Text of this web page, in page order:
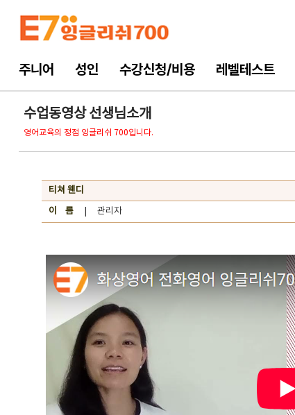
주니어 성인 수강신청/비용 레벨테스트
수업동영상 선생님소개
영어교육의 정점 잉글리쉬 700입니다.
티쳐 웬디
이 름 | 관리자